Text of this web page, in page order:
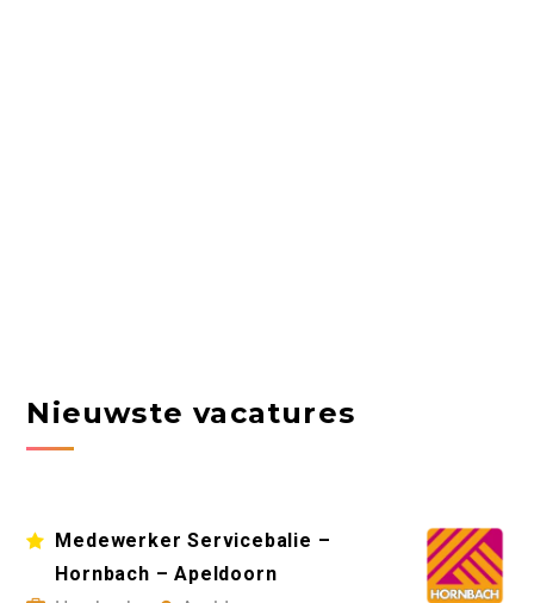
Nieuwste vacatures
Medewerker Servicebalie –
Hornbach – Apeldoorn